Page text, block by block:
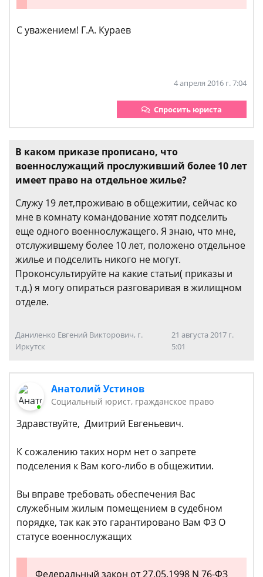
С уважением! Г.А. Кураев
4 апреля 2016 г. 7:04
Спросить юриста
В каком приказе прописано, что
военнослужащий прослуживший более 10 лет
имеет право на отдельное жилье?
Служу 19 лет,проживаю в общежитии, сейчас ко
мне в комнату командование хотят подселить
еще одного военнослужащего. Я знаю, что мне,
отслужившему более 10 лет, положено отдельное
жилье и подселить никого не могут.
Проконсультируйте на какие статьи( приказы и
т.д.) я могу опираться разговаривая в жилищном
отделе.
Даниленко Евгений Викторович, г.
Иркутск
21 августа 2017 г.
5:01
Анатолий Устинов
Социальный юрист, гражданское право
Здравствуйте, Дмитрий Евгеньевич.
К сожалению таких норм нет о запрете
подселения к Вам кого-либо в общежитии.
Вы вправе требовать обеспечения Вас
служебным жилым помещением в судебном
порядке, так как это гарантировано Вам ФЗ О
статусе военнослужащих
Федеральный закон от 27.05.1998 N 76-ФЗ